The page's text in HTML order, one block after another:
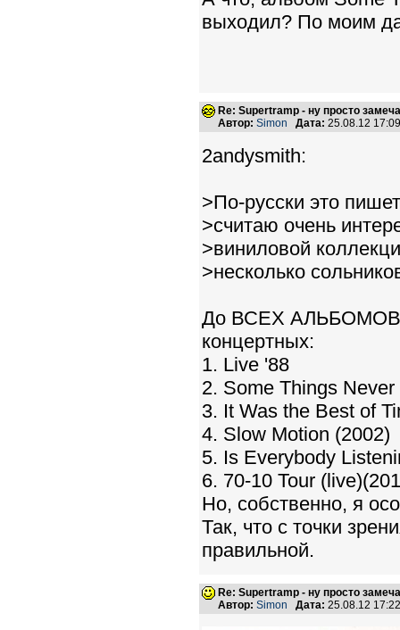
выходил? По моим
Re: Supertramp - ну просто
Автор: Simon Дата: 25.08.12
2andysmith:
>По-русски это
>считаю очень
>виниловой
>несколько
До ВСЕХ АЛЬБОМОВ
концертных:
1. Live '88
2. Some Things
3. It Was the Best of
4. Slow Motion (2002)
5. Is Everybody
6. 70-10 Tour
Но, собственно, я
Так, что с точки
правильной.
Re: Supertramp - ну просто
Автор: Simon Дата: 25.08.12